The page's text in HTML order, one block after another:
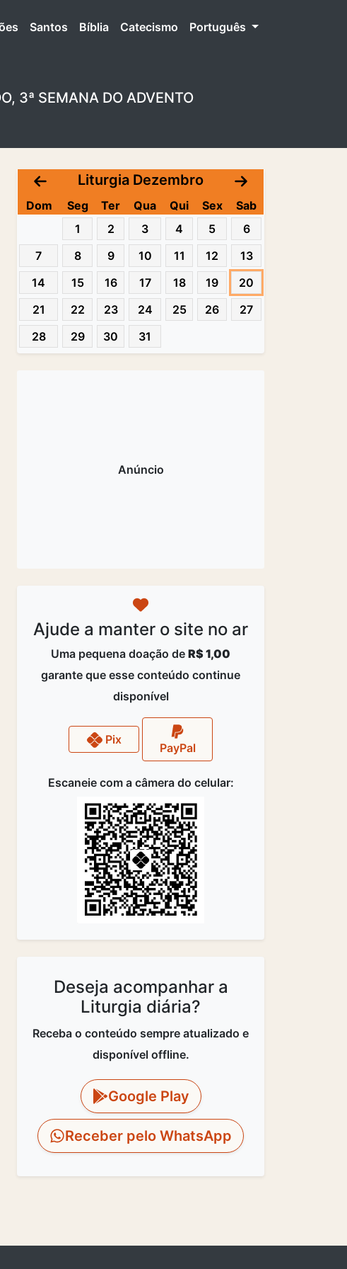
Santos Bíblia Catecismo Português
3ª SEMANA DO ADVENTO
Liturgia Dezembro
Dom Seg Ter Qua Qui Sex
Sab
1
2 3 4 5
6
7
8 9 10 11 12
13
14
15 16 17 18 19
20
21
22 23 24 25 26
27
28
29 30 31
Ajude a manter o site no ar
Uma pequena doação de R$ 1,00
garante que esse conteúdo continue
disponível
Pix
PayPal
Escaneie com a câmera do celular:
Deseja acompanhar a
Liturgia diária?
Receba o conteúdo sempre atualizado e
disponível offline.
Google Play
Receber pelo WhatsApp